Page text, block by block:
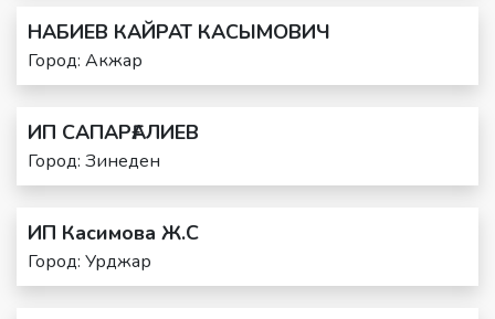
НАБИЕВ КАЙРАТ КАСЫМОВИЧ
Город: Акжар
ИП САПАРҒАЛИЕВ
Город: Зинеден
ИП Касимова Ж.С
Город: Урджар